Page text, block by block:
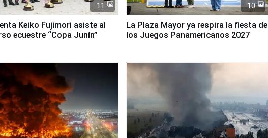
11
Keiko Fujimori asiste al
ecuestre “Copa Junín”
10
La Plaza Mayor ya respira la fiesta de
los Juegos Panamericanos 2027